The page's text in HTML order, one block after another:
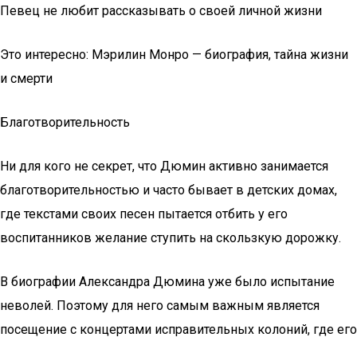
Певец не любит рассказывать о своей личной жизни
Это интересно: Мэрилин Монро — биография, тайна жизни
и смерти
Благотворительность
Ни для кого не секрет, что Дюмин активно занимается
благотворительностью и часто бывает в детских домах,
где текстами своих песен пытается отбить у его
воспитанников желание ступить на скользкую дорожку.
В биографии Александра Дюмина уже было испытание
неволей. Поэтому для него самым важным является
посещение с концертами исправительных колоний, где его